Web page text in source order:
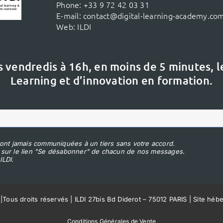
Phone: +33 9 72 42 03 31
E-mail: contact@digital-learning-
Web: ILDI
à 16h, en moins de 5 minutes,
Learning et d’innovation en formation.
jamais communiquées à un tiers sans votre accord.
le lien "Se désabonner" de chacun de nos messages.
Tous droits réservés | ILDI 27bis Bd Diderot – 75012 PARIS | Site
Conditions Générales de Vente